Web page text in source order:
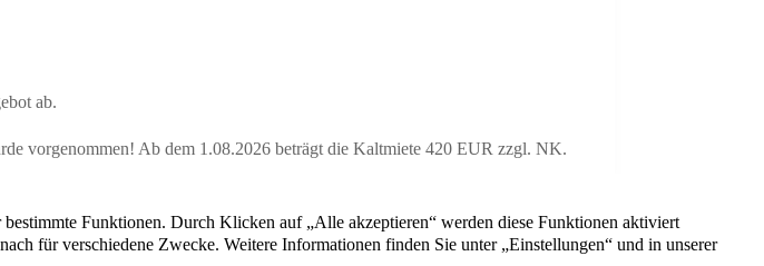
ab.
vorgenommen! Ab dem 1.08.2026 beträgt die Kaltmiete 420 EUR zzgl. NK.
Unser Standort Kontakt